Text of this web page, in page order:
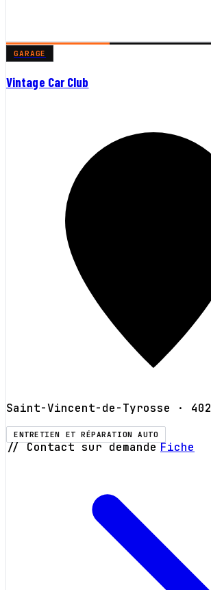
GARAGE
Vintage Car Club
Saint-Vincent-de-Tyrosse ·
ENTRETIEN ET RÉPARATION AUTO
// Contact sur demande Fiche